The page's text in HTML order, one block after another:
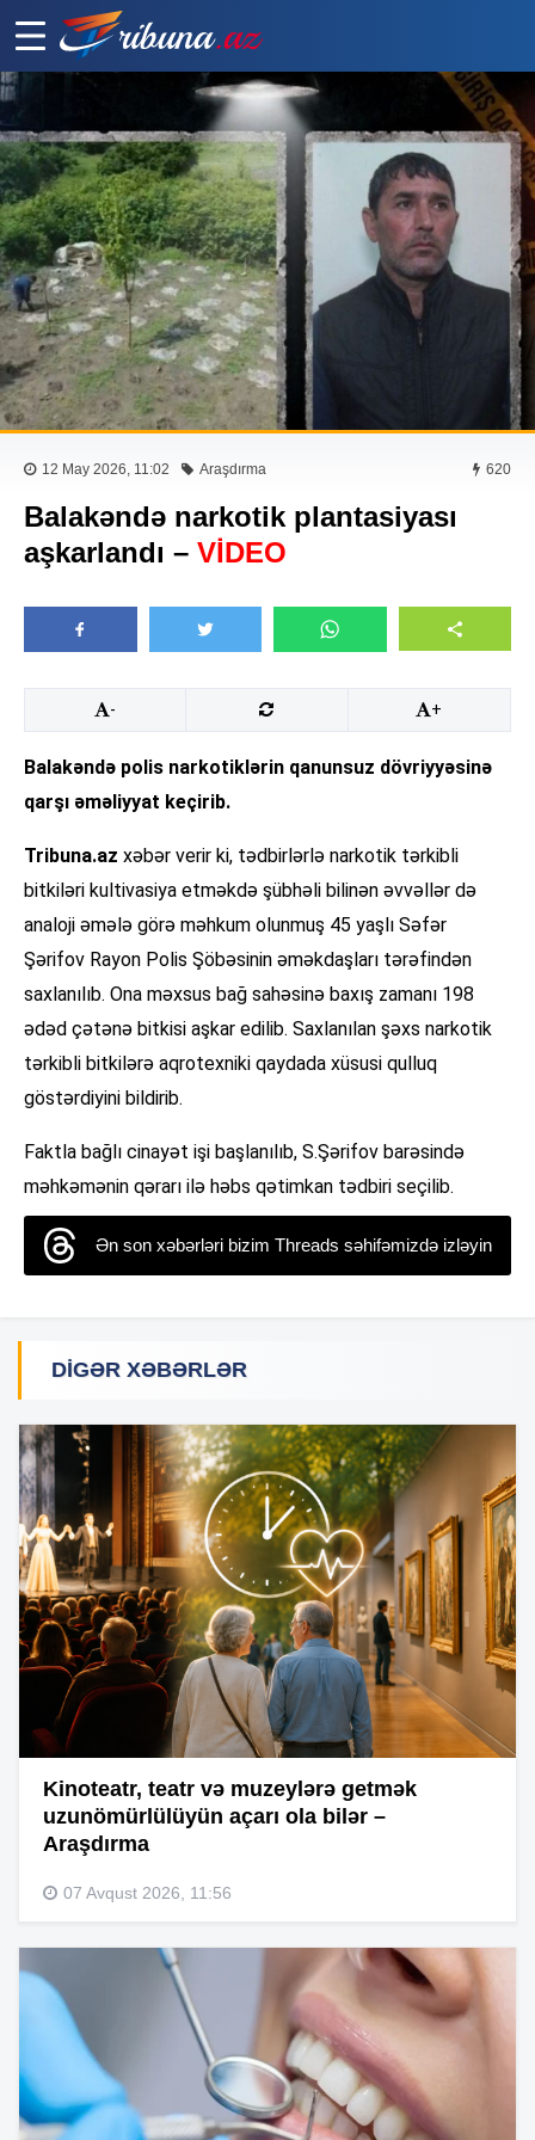
12 May 2026, 11:02 Araşdırma 620
Balakəndə narkotik plantasiyası
aşkarlandı – VİDEO
- +
Balakəndə polis narkotiklərin qanunsuz dövriyyəsinə
qarşı əməliyyat keçirib.
Tribuna.az xəbər verir ki, tədbirlərlə narkotik tərkibli
bitkiləri kultivasiya etməkdə şübhəli bilinən əvvəllər də
analoji əmələ görə məhkum olunmuş 45 yaşlı Səfər
Şərifov Rayon Polis Şöbəsinin əməkdaşları tərəfindən
saxlanılıb. Ona məxsus bağ sahəsinə baxış zamanı 198
ədəd çətənə bitkisi aşkar edilib. Saxlanılan şəxs narkotik
tərkibli bitkilərə aqrotexniki qaydada xüsusi qulluq
göstərdiyini bildirib.
Faktla bağlı cinayət işi başlanılıb, S.Şərifov barəsində
məhkəmənin qərarı ilə həbs qətimkan tədbiri seçilib.
Ən son xəbərləri bizim Threads səhifəmizdə izləyin
DIGƏR XƏBƏRLƏR
Kinoteatr, teatr və muzeylərə getmək
uzunömürlülüyün açarı ola bilər –
Araşdırma
07 Avqust 2026, 11:56